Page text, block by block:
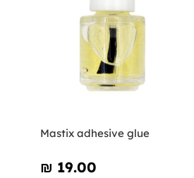
Mastix adhesive glue
₪‎ 19.00